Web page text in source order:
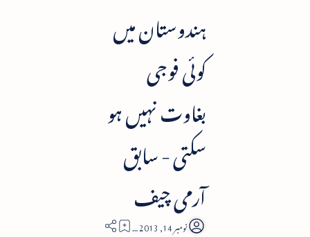
ہندوستان میں
کوئی فوجی
بغاوت نہیں ہو
سکتی - سابق
آرمی چیف
2